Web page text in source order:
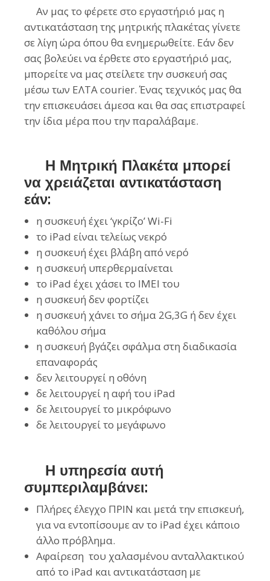
Αν μας το φέρετε στο εργαστήριό μας η
αντικατάσταση της μητρικής πλακέτας γίνετε
σε λίγη ώρα όπου θα ενημερωθείτε. Εάν δεν
σας βολεύει να έρθετε στο εργαστήριό μας,
μπορείτε να μας στείλετε την συσκευή σας
μέσω των ΕΛΤΑ courier. Ένας τεχνικός μας θα
την επισκευάσει άμεσα και θα σας επιστραφεί
την ίδια μέρα που την παραλάβαμε.
Η Μητρική Πλακέτα μπορεί
να χρειάζεται αντικατάσταση
εάν:
η συσκευή έχει ‘γκρίζο’ Wi-Fi
το iPad είναι τελείως νεκρό
η συσκευή έχει βλάβη από νερό
η συσκευή υπερθερμαίνεται
το iPad έχει χάσει το IMEI του
η συσκευή δεν φορτίζει
η συσκευή χάνει το σήμα 2G,3G ή δεν έχει
καθόλου σήμα
η συσκευή βγάζει σφάλμα στη διαδικασία
επαναφοράς
δεν λειτουργεί η οθόνη
δε λειτουργεί η αφή του iPad
δε λειτουργεί το μικρόφωνο
δε λειτουργεί το μεγάφωνο
Η υπηρεσία αυτή
συμπεριλαμβάνει:
Πλήρες έλεγχο ΠΡΙΝ και μετά την επισκευή,
για να εντοπίσουμε αν το iPad έχει κάποιο
άλλο πρόβλημα.
Αφαίρεση του χαλασμένου ανταλλακτικού
από το iPad και αντικατάσταση με